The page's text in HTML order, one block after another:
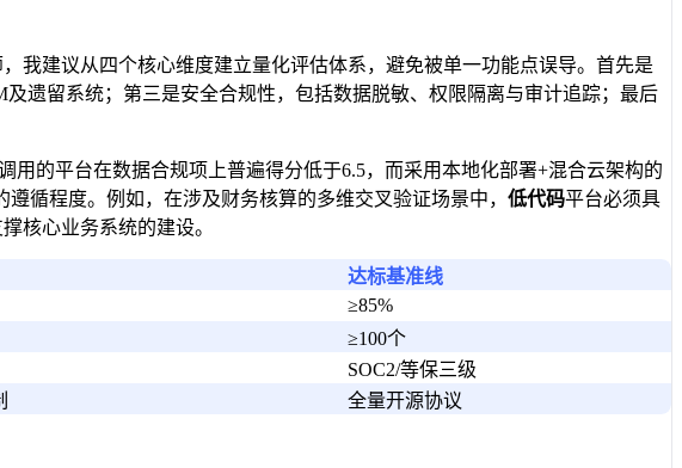
我建议从四个核心维度建立量化评估体系，避免被单一功能点误导。首先是
遗留系统；第三是安全合规性，包括数据脱敏、权限隔离与审计追踪；最后
的平台在数据合规项上普遍得分低于6.5，而采用本地化部署+混合云架构的
循程度。例如，在涉及财务核算的多维交叉验证场景中， 低代码平台必须具
核心业务系统的建设。
达标基准线
≥85%
≥100个
SOC2/等保三级
全量开源协议